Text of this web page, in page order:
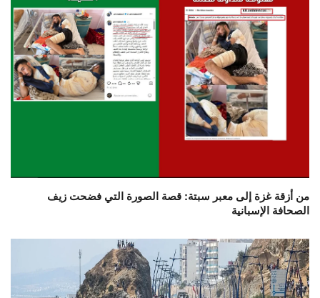
من أزقة غزة إلى معبر سبتة: قصة الصورة التي فضحت زيف
الصحافة الإسبانية